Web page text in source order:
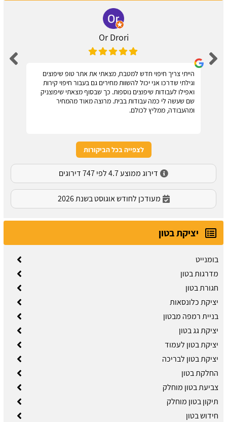
Or Drori
הייתי צריך חיפוי חדש למטבח, מצאתי את אתר טופ שיפוצים
וגילתי שדרכו אני יכול להשוות מחירים גם בעבור חיפוי קירות
ואפילו לעבודות שיפוצים נוספות. כך שבסוף מצאתי שיפוצניק
שם שעשה לי כמה עבודות בבית. מרוצה מאוד מהמחיר
ומהעבודה, ממליץ לכולם.
לצפייה בכל הביקורות
דירוג ממוצע 4.7 לפי 747 דירוגים
מעודכן לחודש אוגוסט בשנת 2026
יציקת בטון
בומנייט
מדרגות בטון
חגורת בטון
יציקת כלונסאות
בניית רמפה מבטון
יציקת גג בטון
יציקת בטון לעמוד
יציקת בטון לבריכה
החלקת בטון
צביעת בטון מוחלק
תיקון בטון מוחלק
חידוש בטון